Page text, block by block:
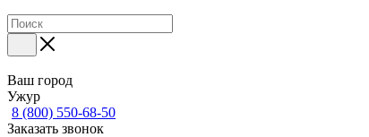
Ваш город
Ужур
8 (800) 550-68-50
Заказать звонок